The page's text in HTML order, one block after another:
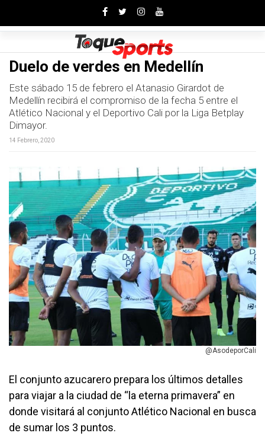
Duelo de verdes en Medellín
Este sábado 15 de febrero el Atanasio Girardot de
Medellín recibirá el compromiso de la fecha 5 entre el
Atlético Nacional y el Deportivo Cali por la Liga Betplay
Dimayor.
14 Febrero, 2020
@AsodeporCali
El conjunto azucarero prepara los últimos detalles
para viajar a la ciudad de “la eterna primavera” en
donde visitará al conjunto Atlético Nacional en busca
de sumar los 3 puntos.